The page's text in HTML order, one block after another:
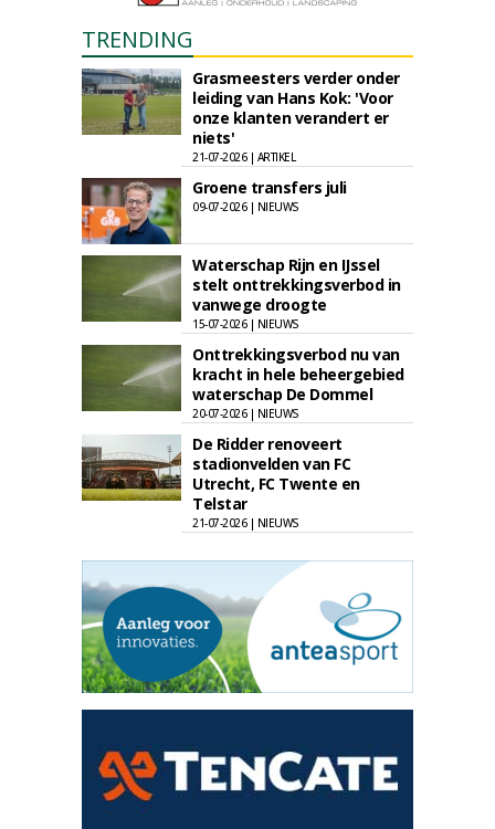
TRENDING
Grasmeesters verder onder
leiding van Hans Kok: 'Voor
onze klanten verandert er
niets'
21-07-2026 | ARTIKEL
Groene transfers juli
09-07-2026 | NIEUWS
Waterschap Rijn en IJssel
stelt onttrekkingsverbod in
vanwege droogte
15-07-2026 | NIEUWS
Onttrekkingsverbod nu van
kracht in hele beheergebied
waterschap De Dommel
20-07-2026 | NIEUWS
De Ridder renoveert
stadionvelden van FC
Utrecht, FC Twente en
Telstar
21-07-2026 | NIEUWS